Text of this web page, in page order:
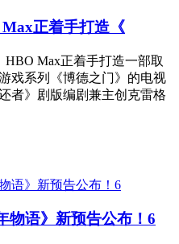
正着手打造《
HBO Max正着手打造一部取
戏系列《博德之门》的电视
者》剧版编剧兼主创克雷格
物语》新预告公布！6